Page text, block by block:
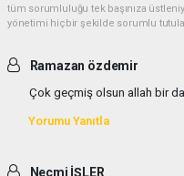
tüm sorumluluğu tek başınıza
yönetimi hiçbir şekilde sorumlu
Ramazan özdemir
Çok geçmiş olsun allah bir
Yorumu Yanıtla
Necmi İŞLER